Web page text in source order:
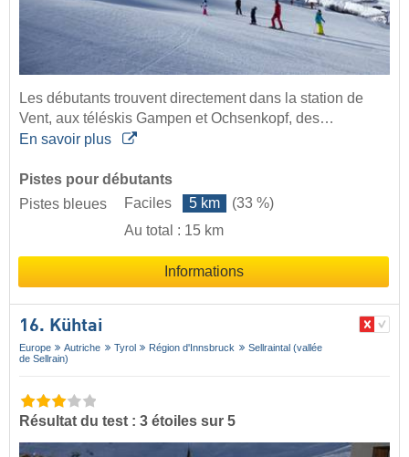
Les débutants trouvent directement dans la station de
Vent, aux téléskis Gampen et Ochsenkopf, des…
En savoir plus
Pistes pour débutants
Pistes bleues
Faciles 5 km
(33 %)
Au total : 15 km
Informations
16. Kühtai
Europe Autriche Tyrol Région d'Innsbruck
Sellraintal (vallée
de Sellrain)
Résultat du test : 3 étoiles sur 5